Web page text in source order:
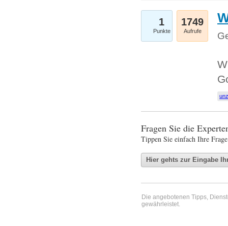
1
Punkte
1749
Aufrufe
Fragen Sie die
Tippen Sie einfach Ihre
Die angebotenen Tipps,
gewährleistet.